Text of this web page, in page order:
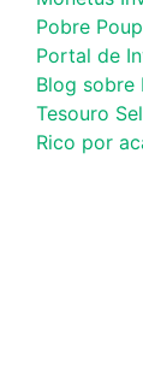
Pobre
Portal de
Blog sobre
Tesouro
Rico por